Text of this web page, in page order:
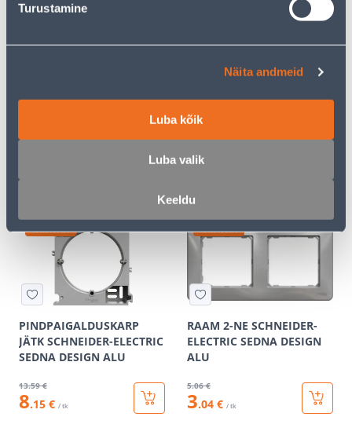
Turustamine
Näita andmeid
Luba kõik
Luba valik
Keeldu
TV PESA LÕPP 4DB
10
PINDPAIGALDUSKARP
SCHNEIDER-ELECTRIC
SEDNA DESIGN ALU
17.72 €
10
KAMPAANIA
PINDPAIGALDUSKARP
JÄTK SCHNEIDER-ELECTRIC
SEDNA DESIGN ALU
13.59 €
8.15 € / tk
KAMPAANIA
RAAM 2-NE SCHNEIDER-
ELECTRIC SEDNA DESIGN
ALU
5.06 €
3.04 € / tk